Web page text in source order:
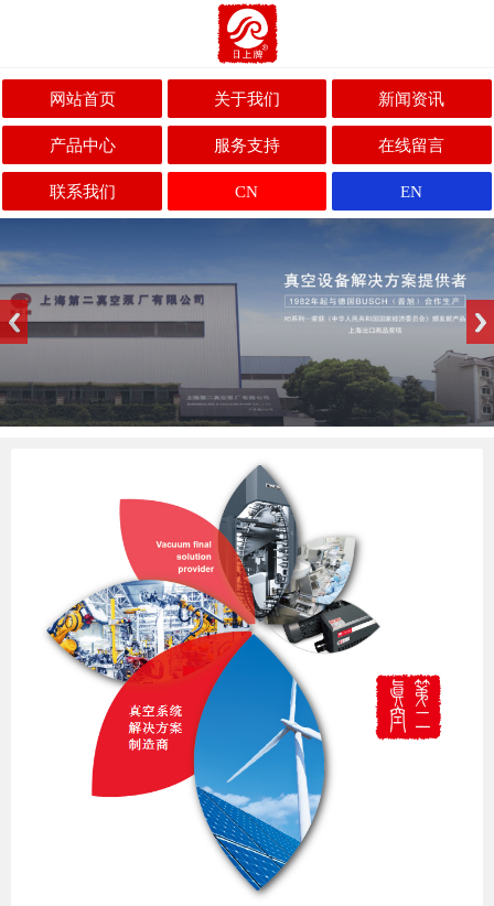
网站首页 关于我们 新闻资讯
产品中心 服务支持 在线留言
联系我们 CN EN